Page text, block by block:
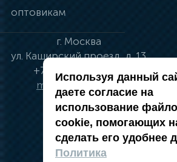
оптовикам
г. Москва
ул. Каширский проезд, д. 13
+7 (495) 134-41-83
moskva@vincci.ru
политика в отношении
персональных данных
Используя данный
даете согласие на
использование
cookie, помогающих
сделать его удобнее
Политика